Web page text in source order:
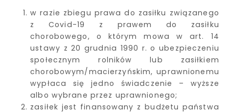
w razie zbiegu prawa do zasiłku związanego
z Covid-19 z prawem do zasiłku
chorobowego, o którym mowa w art. 14
ustawy z 20 grudnia 1990 r. o ubezpieczeniu
społecznym rolników lub zasiłkiem
chorobowym/macierzyńskim, uprawnionemu
wypłaca się jedno świadczenie – wyższe
albo wybrane przez uprawnionego;
zasiłek jest finansowany z budżetu państwa